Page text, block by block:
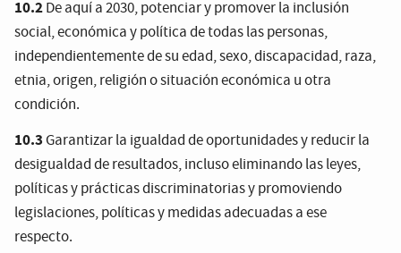
10.2De aquí a 2030, potenciar y promover la inclusión
social, económica y política de todas las personas,
independientemente de su edad, sexo, discapacidad, raza,
etnia, origen, religión o situación económica u otra
condición.
10.3 Garantizar la igualdad de oportunidades y reducir la
desigualdad de resultados, incluso eliminando las leyes,
políticas y prácticas discriminatorias y promoviendo
legislaciones, políticas y medidas adecuadas a ese
respecto.